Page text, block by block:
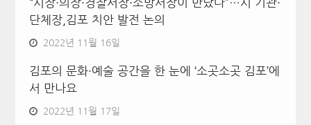
“시장·의장·경찰서장·소방서장이 만났다”…시 기관·
단체장,김포 치안 발전 논의
2022년 11월 16일
김포의 문화·예술 공간을 한 눈에 ‘소곳소곳 김포’에
서 만나요
2022년 11월 17일